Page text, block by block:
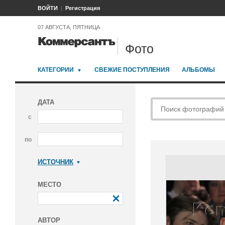
ВОЙТИ Регистрация
07 АВГУСТА, ПЯТНИЦА
Фото
КАТЕГОРИИ СВЕЖИЕ ПОСТУПЛЕНИЯ АЛЬБОМЫ
ДАТА
с
по
ИСТОЧНИК
МЕСТО
АВТОР